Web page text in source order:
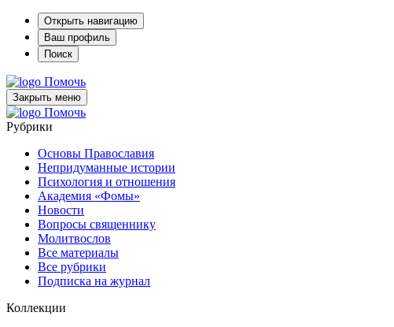
Открыть навигацию
Ваш профиль
Поиск
Помочь
Закрыть меню
Помочь
Рубрики
Основы Православия
Непридуманные истории
Психология и отношения
Академия «Фомы»
Новости
Вопросы священнику
Молитвослов
Все материалы
Все рубрики
Подписка на журнал
Коллекции